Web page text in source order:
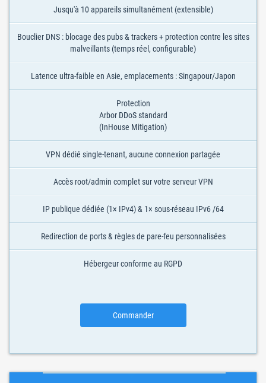
Jusqu'à 10 appareils simultanément (extensible)
Bouclier DNS : blocage des pubs & trackers + protection contre les sites
malveillants (temps réel, configurable)
Latence ultra-faible en Asie, emplacements : Singapour/Japon
Protection
Arbor DDoS standard
(InHouse Mitigation)
VPN dédié single-tenant, aucune connexion partagée
Accès root/admin complet sur votre serveur VPN
IP publique dédiée (1× IPv4) & 1× sous-réseau IPv6 /64
Redirection de ports & règles de pare-feu personnalisées
Hébergeur conforme au RGPD
Commander